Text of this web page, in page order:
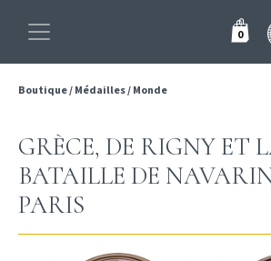
0
Boutique/ Médailles/ Monde
GRÈCE, DE RIGNY ET
BATAILLE DE
PARIS